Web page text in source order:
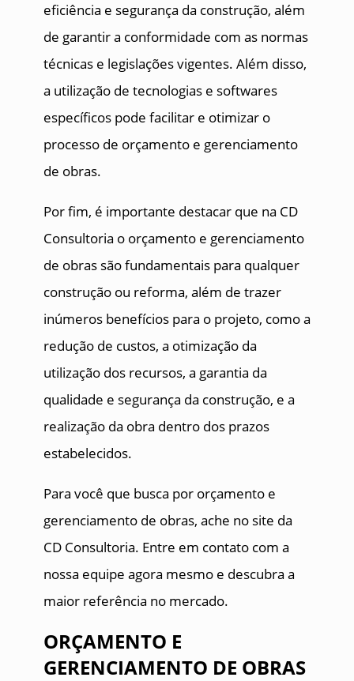
eficiência e segurança da construção, além
de garantir a conformidade com as normas
técnicas e legislações vigentes. Além disso,
a utilização de tecnologias e softwares
específicos pode facilitar e otimizar o
processo de orçamento e gerenciamento
de obras.
Por fim, é importante destacar que na CD
Consultoria o orçamento e gerenciamento
de obras são fundamentais para qualquer
construção ou reforma, além de trazer
inúmeros benefícios para o projeto, como a
redução de custos, a otimização da
utilização dos recursos, a garantia da
qualidade e segurança da construção, e a
realização da obra dentro dos prazos
estabelecidos.
Para você que busca por orçamento e
gerenciamento de obras, ache no site da
CD Consultoria. Entre em contato com a
nossa equipe agora mesmo e descubra a
maior referência no mercado.
ORÇAMENTO E
GERENCIAMENTO DE OBRAS